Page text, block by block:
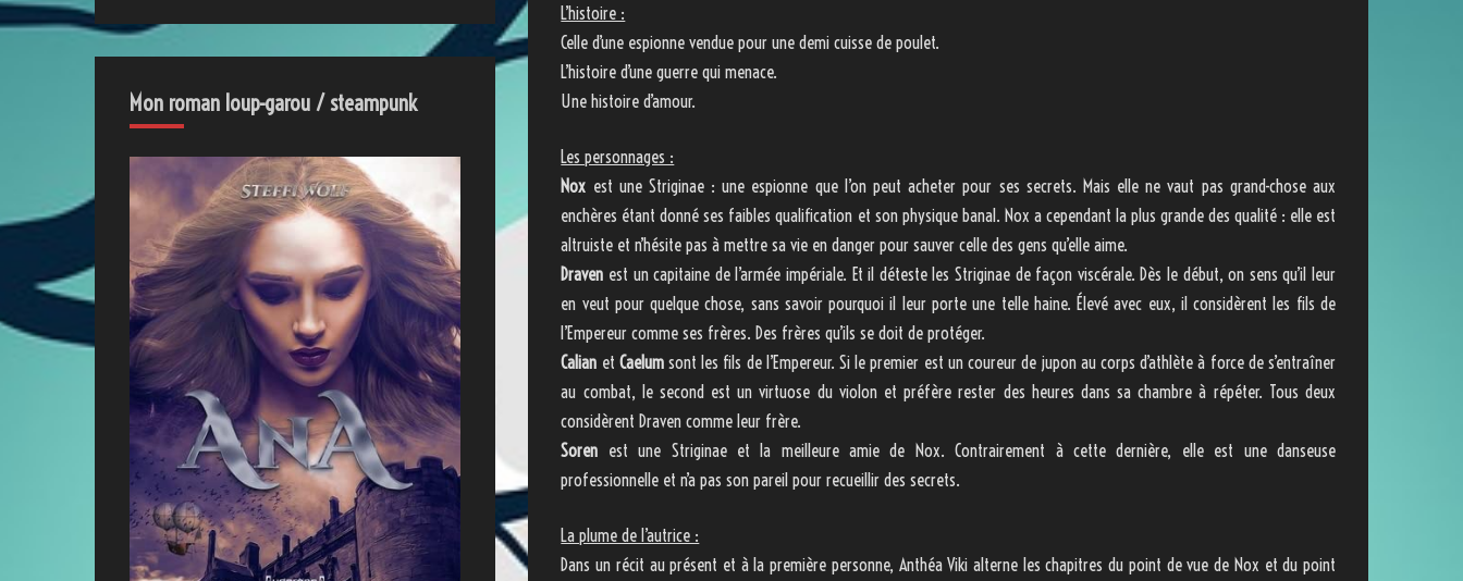
L’histoire :
Celle d’une espionne vendue pour une demi cuisse de poulet.
L’histoire d’une guerre qui menace.
Une histoire d’amour.
Les personnages :
Nox est une Striginae : une espionne que l’on peut acheter pour ses secrets. Mais elle ne vaut pas grand-chose aux
enchères étant donné ses faibles qualification et son physique banal. Nox a cependant la plus grande des qualité : elle est
altruiste et n’hésite pas à mettre sa vie en danger pour sauver celle des gens qu’elle aime.
Draven est un capitaine de l’armée impériale. Et il déteste les Striginae de façon viscérale. Dès le début, on sens qu’il leur
en veut pour quelque chose, sans savoir pourquoi il leur porte une telle haine. Élevé avec eux, il considèrent les fils de
l’Empereur comme ses frères. Des frères qu’ils se doit de protéger.
Calian et Caelumsont les fils de l’Empereur. Si le premier est un coureur de jupon au corps d’athlète à force de s’entraîner
au combat, le second est un virtuose du violon et préfère rester des heures dans sa chambre à répéter. Tous deux
considèrent Draven comme leur frère.
Soren est une Striginae et la meilleure amie de Nox. Contrairement à cette dernière, elle est une danseuse
professionnelle et n’a pas son pareil pour recueillir des secrets.
La plume de l’autrice :
Dans un récit au présent et à la première personne, Anthéa Viki alterne les chapitres du point de vue de Nox et du point
Mon roman loup-garou / steampunk